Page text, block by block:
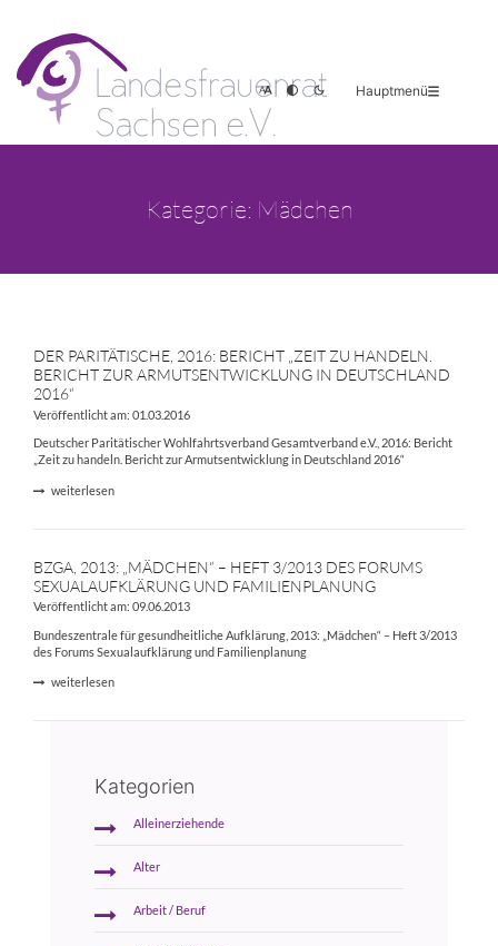
Hauptmenü
Kategorie: Mädchen
DER PARITÄTISCHE, 2016: BERICHT „ZEIT ZU HANDELN.
BERICHT ZUR ARMUTSENTWICKLUNG IN DEUTSCHLAND
2016“
Veröffentlicht am: 01.03.2016
Deutscher Paritätischer Wohlfahrtsverband Gesamtverband e.V., 2016: Bericht
„Zeit zu handeln. Bericht zur Armutsentwicklung in Deutschland 2016“
weiterlesen
BZGA, 2013: „MÄDCHEN“ – HEFT 3/2013 DES FORUMS
SEXUALAUFKLÄRUNG UND FAMILIENPLANUNG
Veröffentlicht am: 09.06.2013
Bundeszentrale für gesundheitliche Aufklärung, 2013: „Mädchen“ – Heft 3/2013
des Forums Sexualaufklärung und Familienplanung
weiterlesen
Kategorien
Alleinerziehende
Alter
Arbeit / Beruf